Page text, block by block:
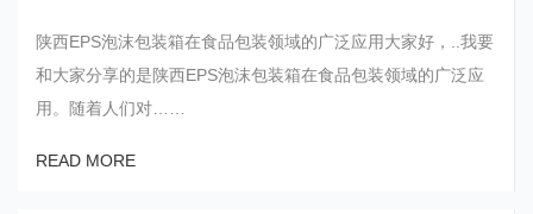
陕西EPS泡沫包装箱在食品包装领域的广泛应用大家好，..我要
和大家分享的是陕西EPS泡沫包装箱在食品包装领域的广泛应
用。随着人们对……
READ MORE